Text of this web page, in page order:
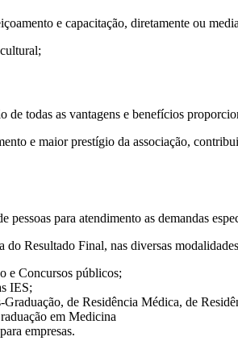
e capacitação, diretamente ou
todas as vantagens e benefí­cios
e maior prestí­gio da associação,
para atendimento as demandas
Resultado Final, nas diversas
e Concursos públicos;
IES;
de Residência Médica, de
em Medicina
empresas.